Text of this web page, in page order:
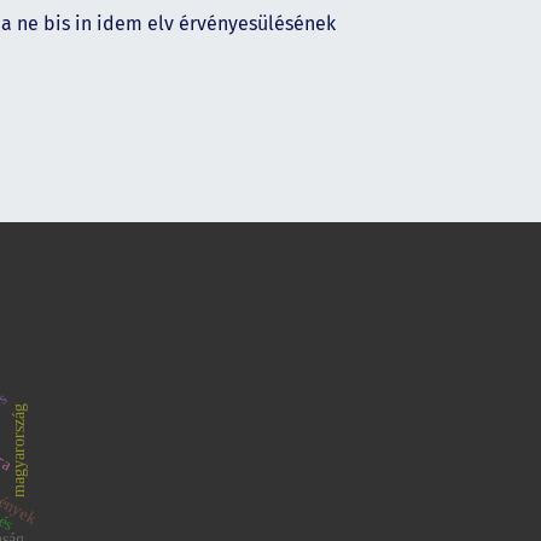
ne bis in idem elv érvényesülésének
magyarország